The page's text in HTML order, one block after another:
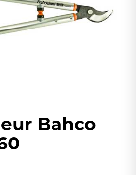
Bahco